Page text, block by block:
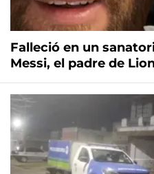
Falleció en un
Messi, el padre de